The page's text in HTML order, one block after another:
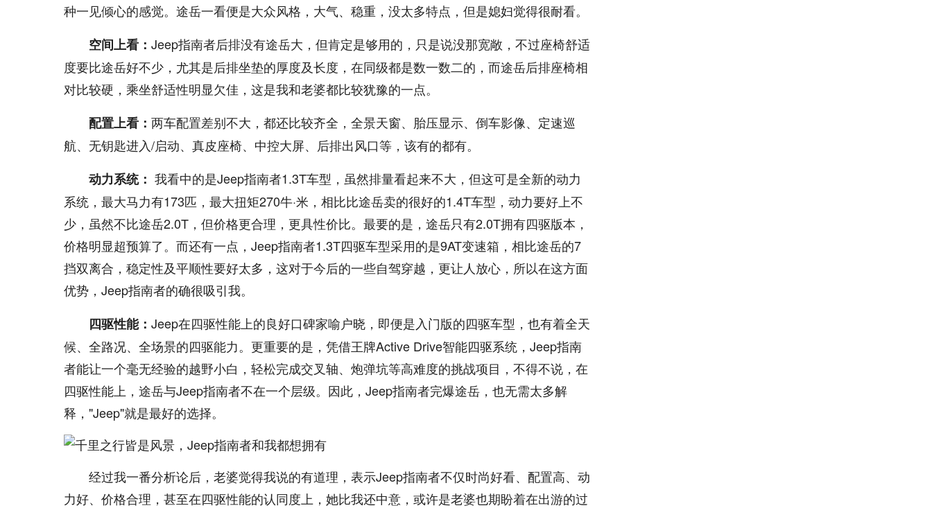
种一见倾心的感觉。途岳一看便是大众风格，大气、稳重，没太多特点，但是媳妇觉得很耐看。
空间上看： Jeep指南者后排没有途岳大，但肯定是够用的，只是说没那宽敞，不过座椅舒适
度要比途岳好不少，尤其是后排坐垫的厚度及长度，在同级都是数一数二的，而途岳后排座椅相
对比较硬，乘坐舒适性明显欠佳，这是我和老婆都比较犹豫的一点。
配置上看： 两车配置差别不大，都还比较齐全，全景天窗、胎压显示、倒车影像、定速巡
航、无钥匙进入/启动、真皮座椅、中控大屏、后排出风口等，该有的都有。
动力系统： 我看中的是Jeep指南者1.3T车型，虽然排量看起来不大，但这可是全新的动力
系统，最大马力有173匹，最大扭矩270牛·米，相比比途岳卖的很好的1.4T车型，动力要好上不
少，虽然不比途岳2.0T，但价格更合理，更具性价比。最要的是，途岳只有2.0T拥有四驱版本，
价格明显超预算了。而还有一点，Jeep指南者1.3T四驱车型采用的是9AT变速箱，相比途岳的7
挡双离合，稳定性及平顺性要好太多，这对于今后的一些自驾穿越，更让人放心，所以在这方面
优势，Jeep指南者的确很吸引我。
四驱性能： Jeep在四驱性能上的良好口碑家喻户晓，即便是入门版的四驱车型，也有着全天
候、全路况、全场景的四驱能力。更重要的是，凭借王牌Active Drive智能四驱系统，Jeep指南
者能让一个毫无经验的越野小白，轻松完成交叉轴、炮弹坑等高难度的挑战项目，不得不说，在
四驱性能上，途岳与Jeep指南者不在一个层级。因此，Jeep指南者完爆途岳，也无需太多解
释，"Jeep"就是最好的选择。
经过我一番分析论后，老婆觉得我说的有道理，表示Jeep指南者不仅时尚好看、配置高、动
力好、价格合理，甚至在四驱性能的认同度上，她比我还中意，或许是老婆也期盼着在出游的过